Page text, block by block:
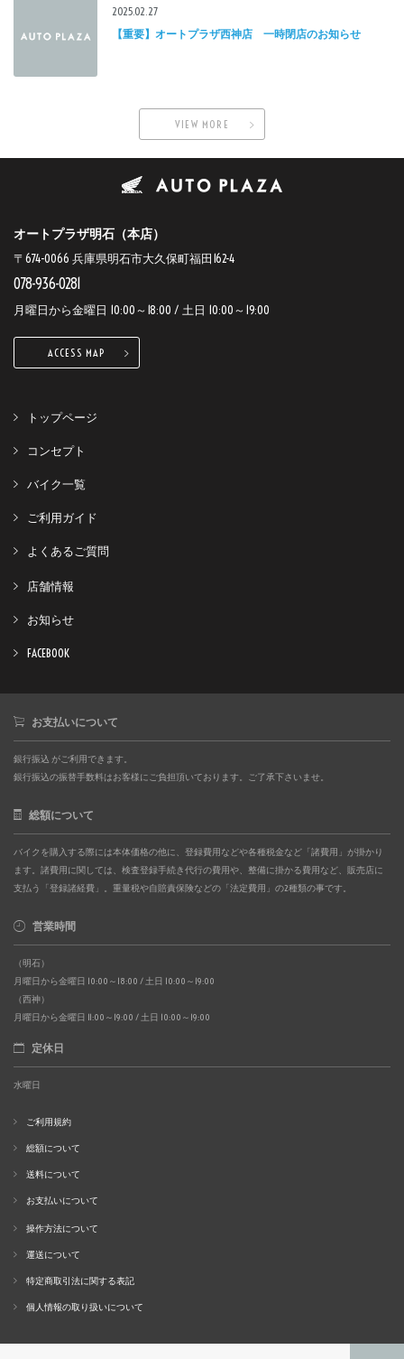
2025.02.27
【重要】オートプラザ西神店 一時閉店のお知らせ
VIEW MORE
オートプラザ明石（本店）
〒674-0066 兵庫県明石市大久保町福田162-4
078-936-0281
月曜日から金曜日 10:00～18:00 / 土日 10:00～19:00
ACCESS MAP
トップページ
コンセプト
バイク一覧
ご利用ガイド
よくあるご質問
店舗情報
お知らせ
FACEBOOK
お支払いについて
銀行振込 がご利用できます。
銀行振込の振替手数料はお客様にご負担頂いております。ご了承下さいませ。
総額について
バイクを購入する際には本体価格の他に、登録費用などや各種税金など「諸費用」が掛かり
ます。諸費用に関しては、検査登録手続き代行の費用や、整備に掛かる費用など、販売店に
支払う「登録諸経費」。重量税や自賠責保険などの「法定費用」の2種類の事です。
営業時間
（明石）
月曜日から金曜日 10:00～18:00 / 土日 10:00～19:00
（西神）
月曜日から金曜日 11:00～19:00 / 土日 10:00～19:00
定休日
水曜日
ご利用規約
総額について
送料について
お支払いについて
操作方法について
運送について
特定商取引法に関する表記
個人情報の取り扱いについて